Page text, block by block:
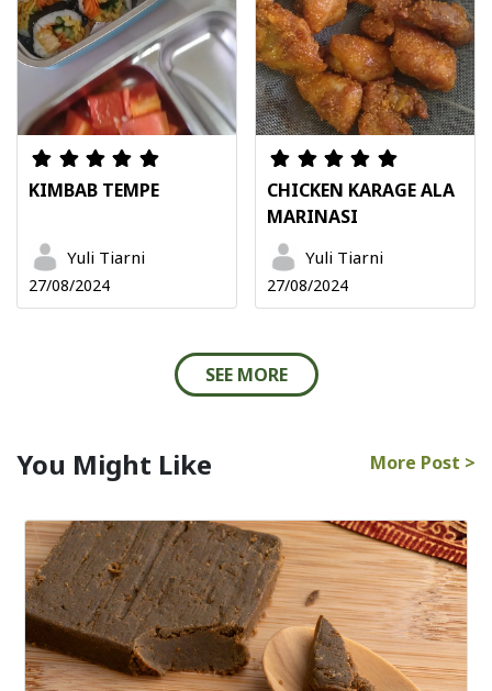
KIMBAB TEMPE
Yuli Tiarni
27/08/2024
CHICKEN KARAGE ALA
MARINASI
Yuli Tiarni
27/08/2024
SEE MORE
You Might Like More Post >